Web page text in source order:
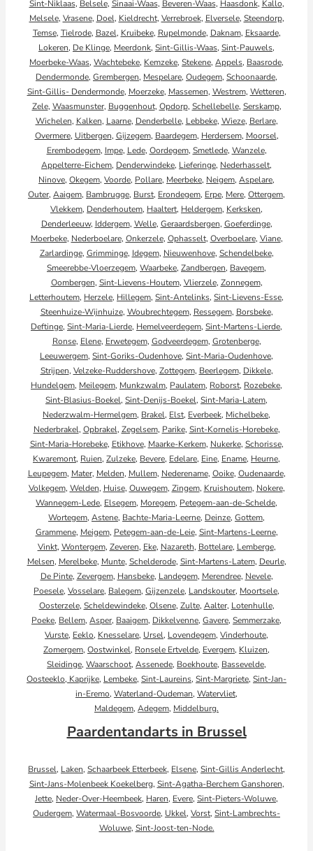
Sint-Niklaas, Belsele, Sinaai-Waas, Beveren-Waas, Haasdonk, Kallo,
Melsele, Vrasene, Doel, Kieldrecht, Verrebroek, Elversele, Steendorp,
Temse, Tielrode, Bazel, Kruibeke, Rupelmonde, Daknam, Eksaarde,
Lokeren, De Klinge, Meerdonk, Sint-Gillis-Waas, Sint-Pauwels,
Moerbeke-Waas, Wachtebeke, Kemzeke, Stekene, Appels, Baasrode,
Dendermonde, Grembergen, Mespelare, Oudegem, Schoonaarde,
Sint-Gillis- Dendermonde, Moerzeke, Massemen, Westrem, Wetteren,
Zele, Waasmunster, Buggenhout, Opdorp, Schellebelle, Serskamp,
Wichelen, Kalken, Laarne, Denderbelle, Lebbeke, Wieze, Berlare,
Overmere, Uitbergen, Gijzegem, Baardegem, Herdersem, Moorsel,
Erembodegem, Impe, Lede, Oordegem, Smetlede, Wanzele,
Appelterre-Eichem, Denderwindeke, Lieferinge, Nederhasselt,
Ninove, Okegem, Voorde, Pollare, Meerbeke, Neigem, Aspelare,
Outer, Aaigem, Bambrugge, Burst, Erondegem, Erpe, Mere, Ottergem,
Vlekkem, Denderhoutem, Haaltert, Heldergem, Kerksken,
Denderleeuw, Iddergem, Welle, Geraardsbergen, Goeferdinge,
Moerbeke, Nederboelare, Onkerzele, Ophasselt, Overboelare, Viane,
Zarlardinge, Grimminge, Idegem, Nieuwenhove, Schendelbeke,
Smeerebbe-Vloerzegem, Waarbeke, Zandbergen, Bavegem,
Oombergen, Sint-Lievens-Houtem, Vlierzele, Zonnegem,
Letterhoutem, Herzele, Hillegem, Sint-Antelinks, Sint-Lievens-Esse,
Steenhuize-Wijnhuize, Woubrechtegem, Ressegem, Borsbeke,
Deftinge, Sint-Maria-Lierde, Hemelveerdegem, Sint-Martens-Lierde,
Ronse, Elene, Erwetegem, Godveerdegem, Grotenberge,
Leeuwergem, Sint-Goriks-Oudenhove, Sint-Maria-Oudenhove,
Strijpen, Velzeke-Ruddershove, Zottegem, Beerlegem, Dikkele,
Hundelgem, Meilegem, Munkzwalm, Paulatem, Roborst, Rozebeke,
Sint-Blasius-Boekel, Sint-Denijs-Boekel, Sint-Maria-Latem,
Nederzwalm-Hermelgem, Brakel, Elst, Everbeek, Michelbeke,
Nederbrakel, Opbrakel, Zegelsem, Parike, Sint-Kornelis-Horebeke,
Sint-Maria-Horebeke, Etikhove, Maarke-Kerkem, Nukerke, Schorisse,
Kwaremont, Ruien, Zulzeke, Bevere, Edelare, Eine, Ename, Heurne,
Leupegem, Mater, Melden, Mullem, Nederename, Ooike, Oudenaarde,
Volkegem, Welden, Huise, Ouwegem, Zingem, Kruishoutem, Nokere,
Wannegem-Lede, Elsegem, Moregem, Petegem-aan-de-Schelde,
Wortegem, Astene, Bachte-Maria-Leerne, Deinze, Gottem,
Grammene, Meigem, Petegem-aan-de-Leie, Sint-Martens-Leerne,
Vinkt, Wontergem, Zeveren, Eke, Nazareth, Bottelare, Lemberge,
Melsen, Merelbeke, Munte, Schelderode, Sint-Martens-Latem, Deurle,
De Pinte, Zevergem, Hansbeke, Landegem, Merendree, Nevele,
Poesele, Vosselare, Balegem, Gijzenzele, Landskouter, Moortsele,
Oosterzele, Scheldewindeke, Olsene, Zulte, Aalter, Lotenhulle,
Poeke, Bellem, Asper, Baaigem, Dikkelvenne, Gavere, Semmerzake,
Vurste, Eeklo, Knesselare, Ursel, Lovendegem, Vinderhoute,
Zomergem, Oostwinkel, Ronsele Ertvelde, Evergem, Kluizen,
Sleidinge, Waarschoot, Assenede, Boekhoute, Bassevelde,
Oosteeklo, Kaprijke, Lembeke, Sint-Laureins, Sint-Margriete, Sint-Jan-
in-Eremo, Waterland-Oudeman, Watervliet,
Maldegem, Adegem, Middelburg.
Paardentandarts in Brussel
Brussel, Laken, Schaarbeek Etterbeek, Elsene, Sint-GillisAnderlecht,
Sint-Jans-Molenbeek Koekelberg, Sint-Agatha-BerchemGanshoren,
Jette, Neder-Over-Heembeek, Haren, Evere, Sint-Pieters-Woluwe,
Oudergem, Watermaal-Bosvoorde, Ukkel, Vorst, Sint-Lambrechts-
Woluwe, Sint-Joost-ten-Node.